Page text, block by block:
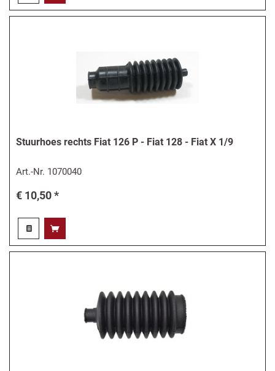
Stuurhoes rechts Fiat 126 P - Fiat 128 - Fiat X 1/9
Art.-Nr. 1070040
€ 10,50 *